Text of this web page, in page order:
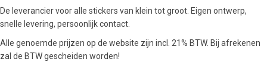
De leverancier voor alle stickers van klein tot groot. Eigen ontwerp,
snelle levering, persoonlijk contact.
Alle genoemde prijzen op de website zijn incl. 21% BTW. Bij afrekenen
zal de BTW gescheiden worden!